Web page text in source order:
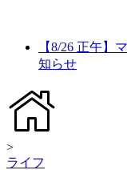
【8/26 正午】
知らせ
>
ライフ